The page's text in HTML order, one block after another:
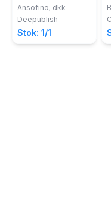
Ansofino; dkk
Deepublish
Stok: 1/1